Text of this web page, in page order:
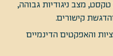
מצב ניגודיות גבוהה,
קישורים.
והאפקטים הדינמיים